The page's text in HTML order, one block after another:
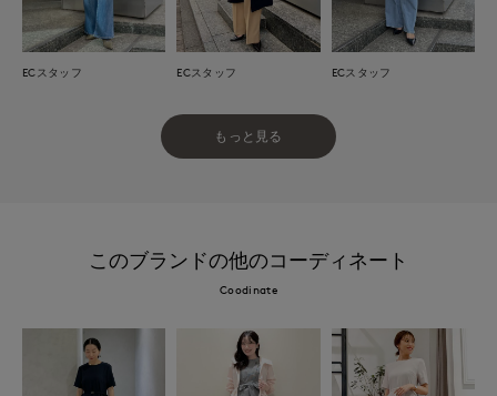
ECスタッフ ECスタッフ ECスタッフ
もっと見る
このブランドの他のコーディネート
Coodinate